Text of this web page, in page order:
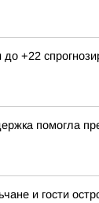
+22
помогла
и гости